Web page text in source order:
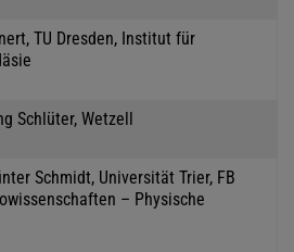
TU Dresden, Institut für
Schlüter, Wetzell
Schmidt, Universität Trier, FB
– Physische